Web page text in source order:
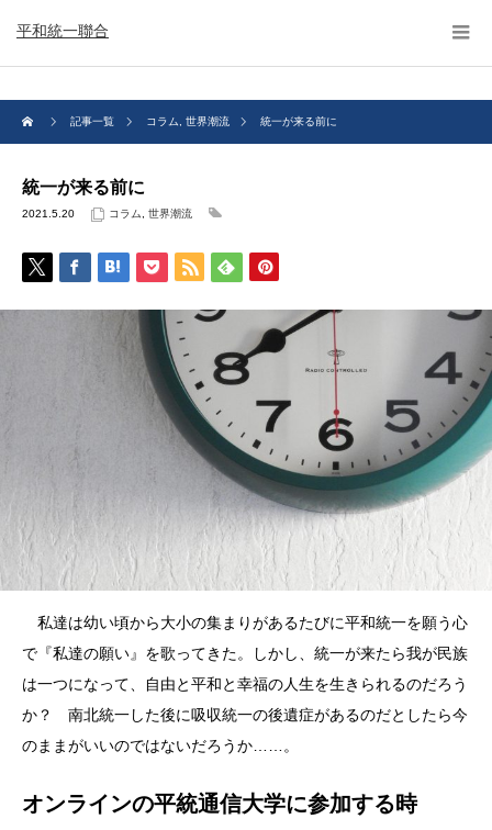
平和統一聯合
記事一覧 コラム 世界潮流 統一が来る前に
統一が来る前に
2021.5.20 コラム 世界潮流
私達は幼い頃から大小の集まりがあるたびに平和統一を願う心
で『私達の願い』を歌ってきた。しかし、統一が来たら我が民族
は一つになって、自由と平和と幸福の人生を生きられるのだろう
か？ 南北統一した後に吸収統一の後遺症があるのだとしたら今
のままがいいのではないだろうか……。
オンラインの平統通信大学に参加する時